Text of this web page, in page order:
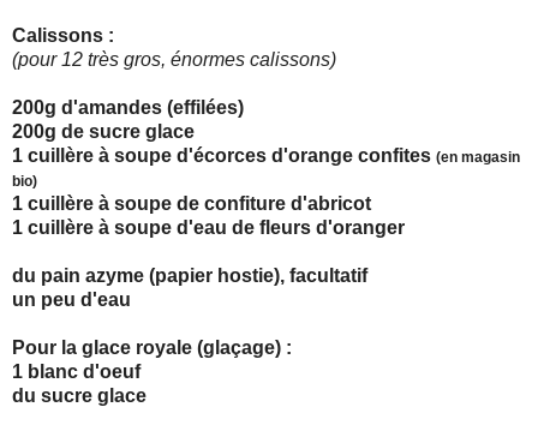
Calissons :
(pour 12 très gros, énormes calissons)
200g d'amandes (effilées)
200g de sucre glace
1 cuillère à soupe d'écorces d'orange confites (en magasin
bio)
1 cuillère à soupe de confiture d'abricot
1 cuillère à soupe d'eau de fleurs d'oranger
du pain azyme (papier hostie), facultatif
un peu d'eau
Pour la glace royale (glaçage) :
1 blanc d'oeuf
du sucre glace